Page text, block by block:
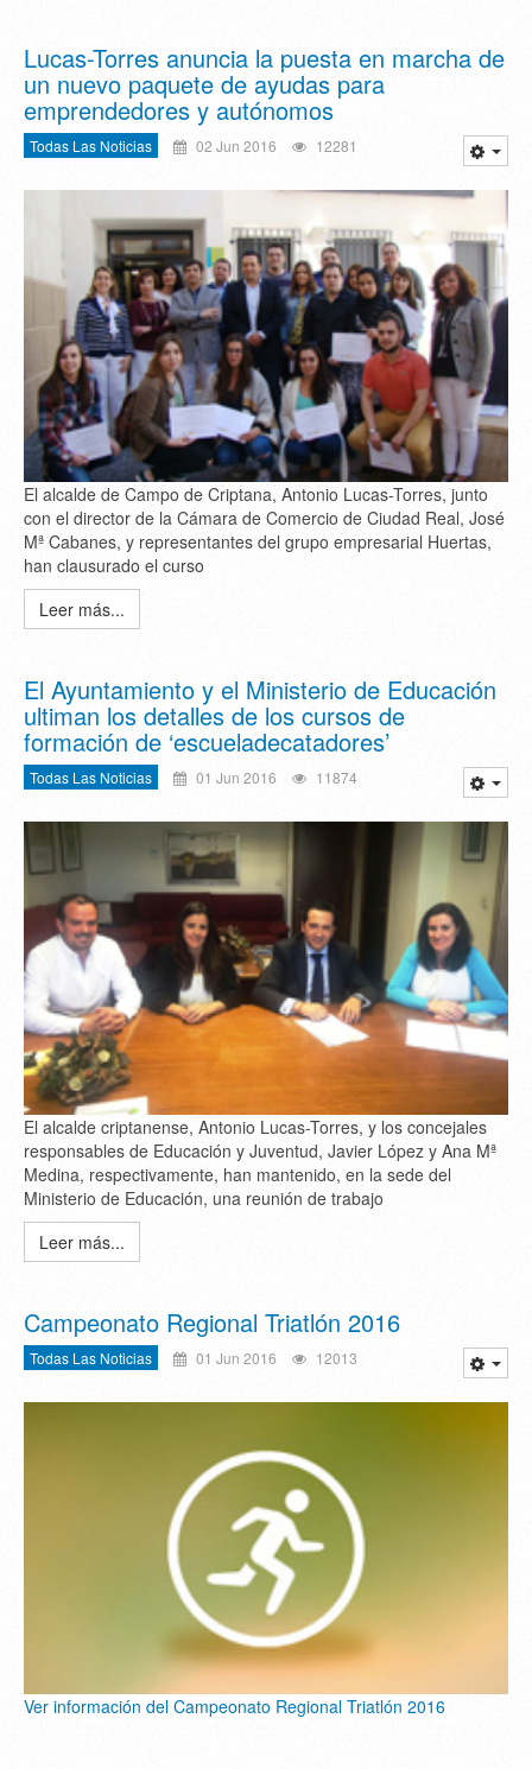
Lucas-Torres anuncia la puesta en marcha de
un nuevo paquete de ayudas para
emprendedores y autónomos
Todas Las Noticias 02 Jun 2016 12281
El alcalde de Campo de Criptana, Antonio Lucas-Torres, junto
con el director de la Cámara de Comercio de Ciudad Real, José
Mª Cabanes, y representantes del grupo empresarial Huertas,
han clausurado el curso
Leer más...
El Ayuntamiento y el Ministerio de Educación
ultiman los detalles de los cursos de
formación de ‘escueladecatadores’
Todas Las Noticias 01 Jun 2016 11874
El alcalde criptanense, Antonio Lucas-Torres, y los concejales
responsables de Educación y Juventud, Javier López y Ana Mª
Medina, respectivamente, han mantenido, en la sede del
Ministerio de Educación, una reunión de trabajo
Leer más...
Campeonato Regional Triatlón 2016
Todas Las Noticias 01 Jun 2016 12013
Ver información del Campeonato Regional Triatlón 2016